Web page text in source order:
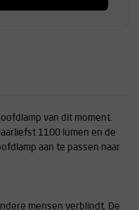
van dit moment.
1100 lumen en de
aan te passen naar
mensen verblindt. De